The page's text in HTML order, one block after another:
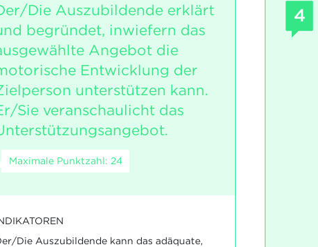
Die Auszubildende erklärt
begründet, inwiefern das
Angebot die
Entwicklung der
unterstützen kann.
Sie veranschaulicht das
Maximale Punktzahl: 24
Die Auszubildende kann das adäquate,
4